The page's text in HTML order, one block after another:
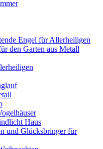
Engel für Allerheiligen
den Garten aus Metall
Haus
und Glücksbringer für